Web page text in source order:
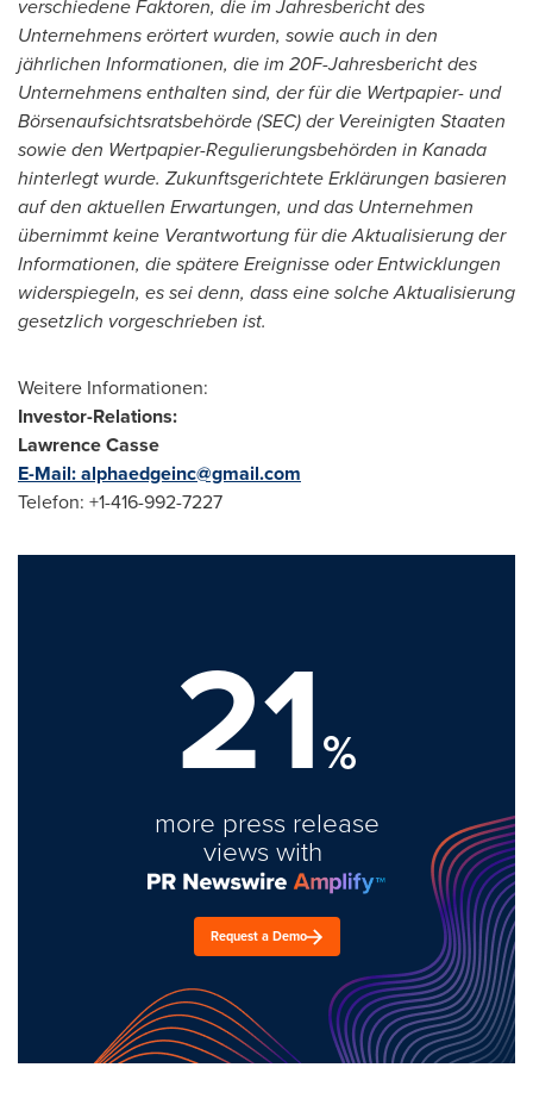
verschiedene Faktoren, die im Jahresbericht des
Unternehmens erörtert wurden, sowie auch in den
jährlichen Informationen, die im 20F-Jahresbericht des
Unternehmens enthalten sind, der für die Wertpapier- und
Börsenaufsichtsratsbehörde (SEC) der Vereinigten Staaten
sowie den Wertpapier-Regulierungsbehörden in Kanada
hinterlegt wurde. Zukunftsgerichtete Erklärungen basieren
auf den aktuellen Erwartungen, und das Unternehmen
übernimmt keine Verantwortung für die Aktualisierung der
Informationen, die spätere Ereignisse oder Entwicklungen
widerspiegeln, es sei denn, dass eine solche Aktualisierung
gesetzlich vorgeschrieben ist.
Weitere Informationen:
Investor-Relations:
LawrenceCasse
E-Mail:alphaedgeinc@gmail.com
Telefon: +1-416-992-7227
21%
more press release
views with
Request a Demo